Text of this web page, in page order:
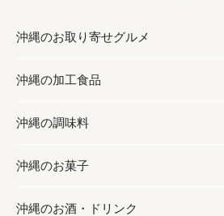
沖縄のお取り寄せグルメ
お取り寄せグルメ
フルーツ・野菜
お肉
海産物
沖縄の加工食品
加工食品
缶詰／パウチ
沖縄料理
沖縄の調味料
調味料
砂糖／黒砂糖
沖縄のお菓子
お菓子
沖縄のお酒・ドリンク